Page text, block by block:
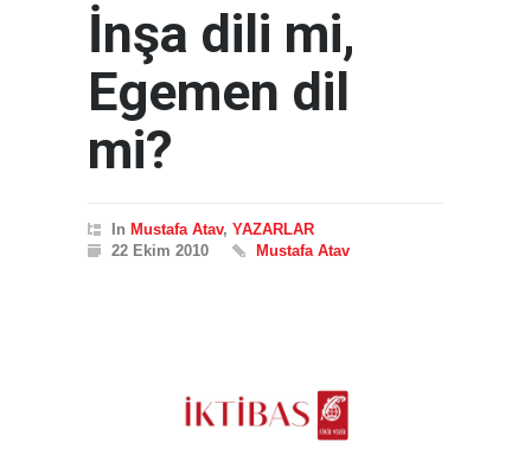
İnşa dili mi,
Egemen dil
mi?
In Mustafa Atav, YAZARLAR
22 Ekim 2010
Mustafa Atav